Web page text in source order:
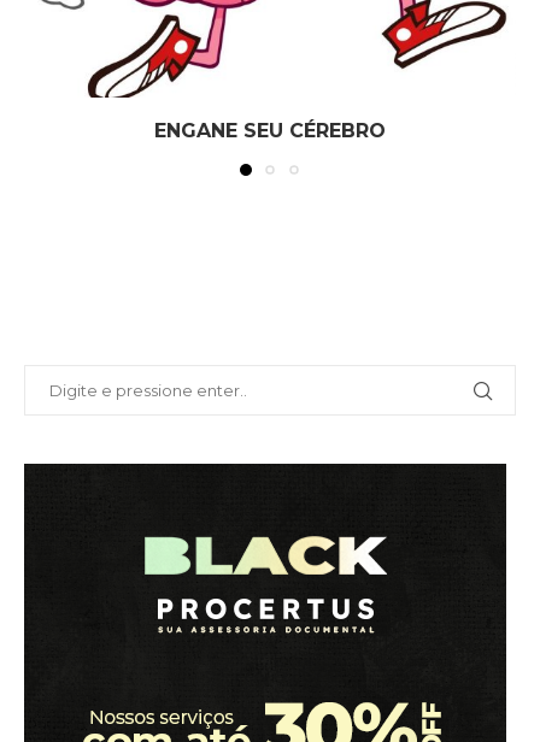
ENGANE SEU CÉREBRO